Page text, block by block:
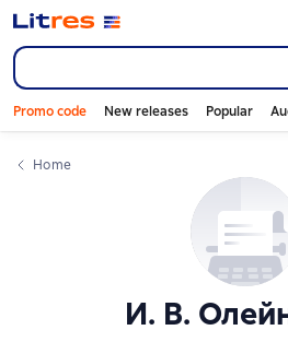
Promo code New releases Popular
Home
И. В.
Слайдер с книгами